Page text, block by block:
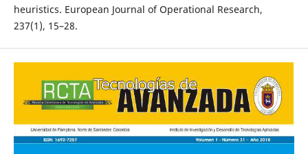
heuristics. European Journal of Operational Research,
237(1), 15–28.